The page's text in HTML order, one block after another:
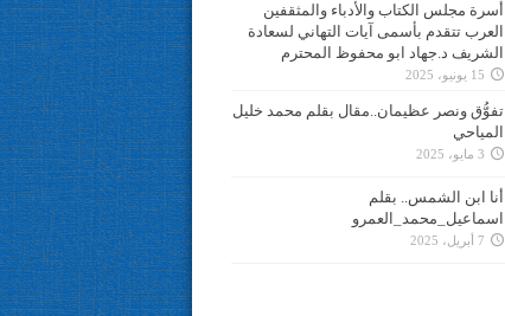
أسرة مجلس الكتاب والأدباء والمثقفين
العرب تتقدم بأسمى آيات التهاني لسعادة
الشريف د.جهاد ابو محفوظ المحترم
15 يونيو، 2025
تفوُّق ونصر عظيمان..مقال بقلم محمد خليل
المياحي
3 مايو، 2025
أنا ابن الشمس.. بقلم
اسماعيل_محمد_العمرو
7 أبريل، 2025